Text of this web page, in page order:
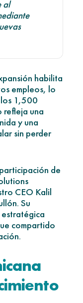
al
habilita
empleos, lo
1,500
refleja una
y una
sin perder
de
CEO Kalil
Su
compartido